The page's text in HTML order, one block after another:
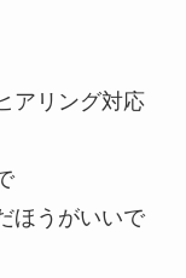
アリング対応
ほうがいいで